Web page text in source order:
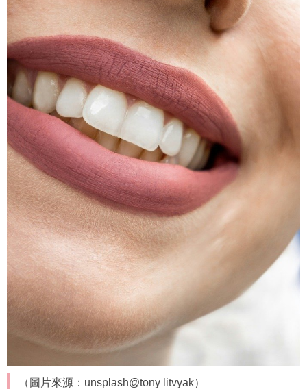
（圖片來源：unsplash@tony litvyak）